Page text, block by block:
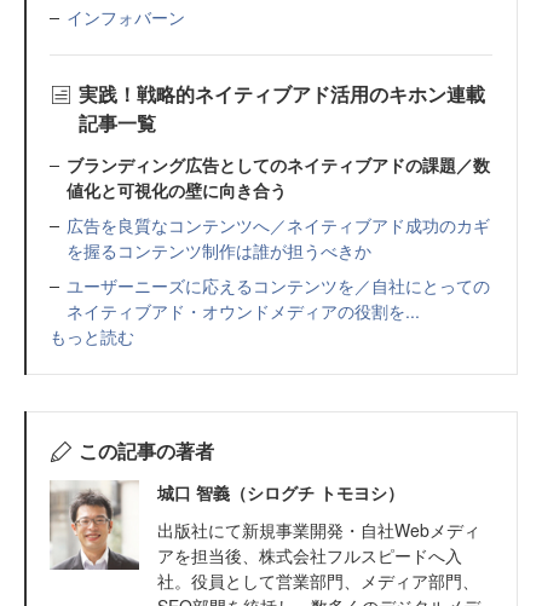
インフォバーン
実践！戦略的ネイティブアド活用のキホン連載
記事一覧
ブランディング広告としてのネイティブアドの課題／数
値化と可視化の壁に向き合う
広告を良質なコンテンツへ／ネイティブアド成功のカギ
を握るコンテンツ制作は誰が担うべきか
ユーザーニーズに応えるコンテンツを／自社にとっての
ネイティブアド・オウンドメディアの役割を...
もっと読む
この記事の著者
城口 智義（シログチ トモヨシ）
出版社にて新規事業開発・自社Webメディ
アを担当後、株式会社フルスピードへ入
社。役員として営業部門、メディア部門、